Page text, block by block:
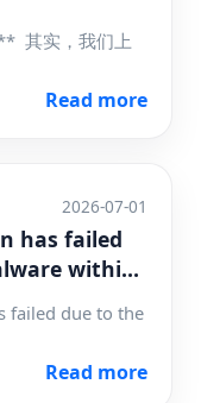
其实，我们上
Read more
2026-07-01
has failed
within
failed due to the
Read more